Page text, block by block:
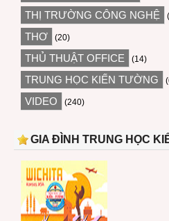
THỊ TRƯỜNG CÔNG NGHỆ
THƠ (20)
THỦ THUẬT OFFICE (14)
TRUNG HỌC KIẾN TƯỜNG
VIDEO (240)
GIA ĐÌNH TRUNG HỌC